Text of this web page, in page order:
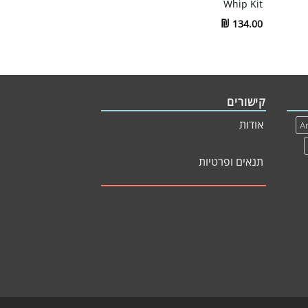
Whip Kit
₪ 134.00
קישורים
אודות
תנאים ופרטיות